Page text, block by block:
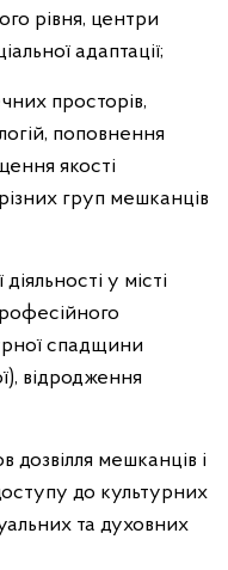
рівня, центри
адаптації;
просторів,
поповнення
якості
груп мешканців
у місті
спадщини
відродження
мешканців і
до культурних
та духовних